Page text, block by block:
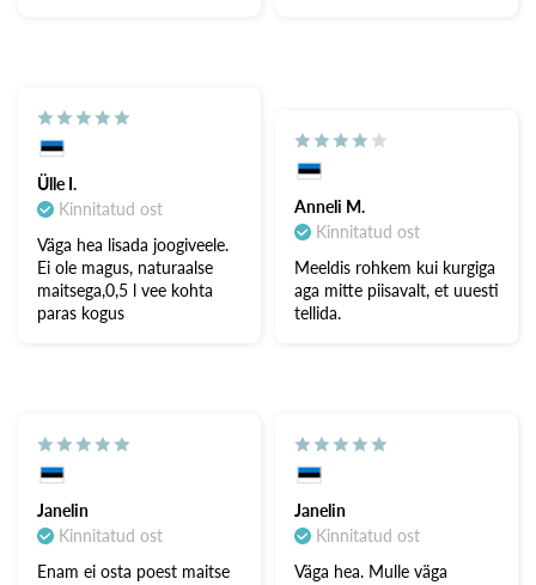
Ülle I.
Kinnitatud ost
Väga hea lisada joogiveele.
Ei ole magus, naturaalse
maitsega,0,5 l vee kohta
paras kogus
Anneli M.
Kinnitatud ost
Meeldis rohkem kui kurgiga
aga mitte piisavalt, et uuesti
tellida.
Janelin
Kinnitatud ost
Enam ei osta poest maitse
Janelin
Kinnitatud ost
Väga hea. Mulle väga